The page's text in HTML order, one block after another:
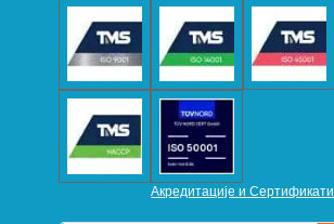
Акредитације и Сертификати